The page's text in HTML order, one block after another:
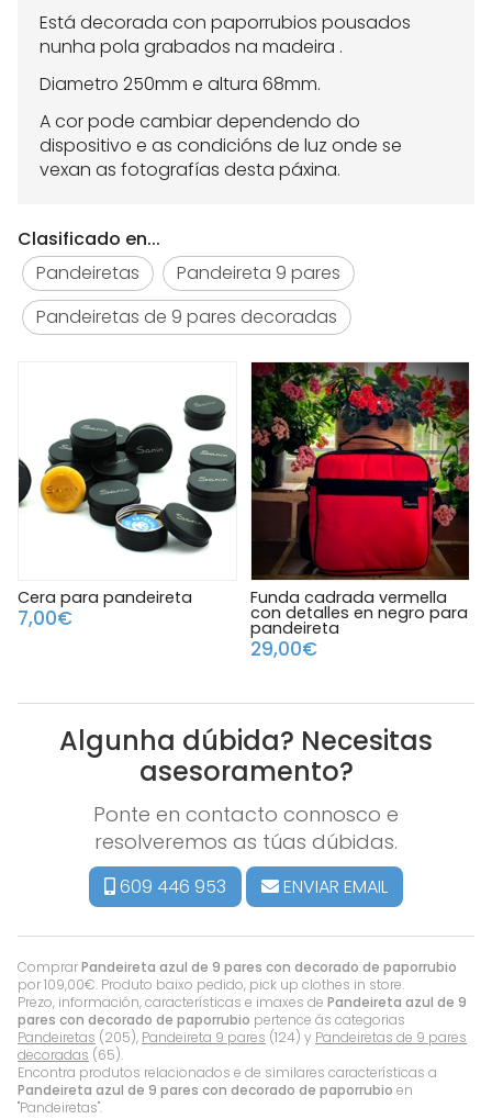
ComprarPandeireta azul de 9 pares con decorado de paporrubio
por109,00€. Produto baixo pedido, pick up clothes in store.
Prezo, información, características e imaxes de Pandeireta azul de 9
pares con decorado de paporrubio pertence ás categorias
Pandeiretas (205), Pandeireta 9 pares (124) y Pandeiretas de 9 pares
decoradas (65).
Encontra produtos relacionados e de similares características a
Pandeireta azul de 9 pares con decorado de paporrubio en
"Pandeiretas".
Está decorada con paporrubios pousados
nunha pola grabados na madeira .
Diametro 250mm e altura 68mm.
A cor pode cambiar dependendo do
dispositivo e as condicións de luz onde se
vexan as fotografías desta páxina.
Clasificado en...
Pandeiretas
Pandeireta 9 pares
Pandeiretas de 9 pares decoradas
Funda cadrada vermella
con detalles en negro para
pandeireta
Atenuador Molime
9,00€
Algunha dúbida? Necesitas
asesoramento?
Ponte en contacto connosco e
resolveremos as túas dúbidas.
609 446 953 ENVIAR EMAIL